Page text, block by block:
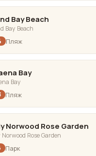
Bay Beach
Bay Beach
Пляж
Bay
Bay
Пляж
Norwood Rose Garden
Norwood Rose Garden
Парк